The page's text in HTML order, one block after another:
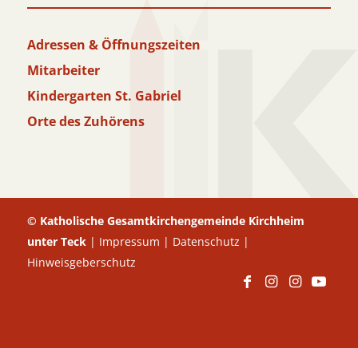
Adressen & Öffnungszeiten
Mitarbeiter
Kindergarten St. Gabriel
Orte des Zuhörens
© Katholische Gesamtkirchengemeinde Kirchheim
unter Teck | Impressum | Datenschutz |
Hinweisgeberschutz